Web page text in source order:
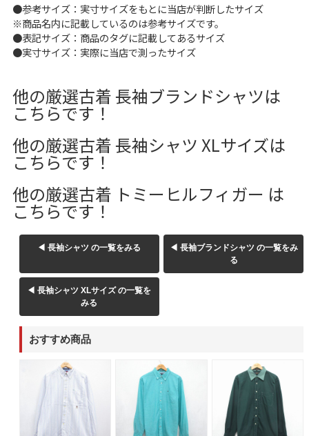
●参考サイズ：実寸サイズをもとに当店が判断したサイズ
※商品名内に記載しているのは参考サイズです。
●表記サイズ：商品のタグに記載してあるサイズ
●実寸サイズ：実際に当店で測ったサイズ
他の厳選古着 長袖ブランドシャツは
こちらです！
他の厳選古着 長袖シャツ XLサイズは
こちらです！
他の厳選古着 トミーヒルフィガー は
こちらです！
◀ 長袖シャツ の一覧をみる
◀ 長袖ブランドシャツ の一覧をみ
る
◀ 長袖シャツ XLサイズ の一覧を
みる
おすすめ商品